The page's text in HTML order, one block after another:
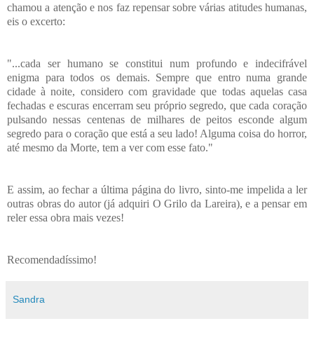
chamou a atenção e nos faz repensar sobre várias atitudes humanas,
eis o excerto:
"...cada ser humano se constitui num profundo e indecifrável
enigma para todos os demais. Sempre que entro numa grande
cidade à noite, considero com gravidade que todas aquelas casa
fechadas e escuras encerram seu próprio segredo, que cada coração
pulsando nessas centenas de milhares de peitos esconde algum
segredo para o coração que está a seu lado! Alguma coisa do horror,
até mesmo da Morte, tem a ver com esse fato."
E assim, ao fechar a última página do livro, sinto-me impelida a ler
outras obras do autor (já adquiri O Grilo da Lareira), e a pensar em
reler essa obra mais vezes!
Recomendadíssimo!
Sandra